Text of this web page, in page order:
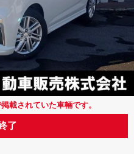
載されていた車輛です。
了